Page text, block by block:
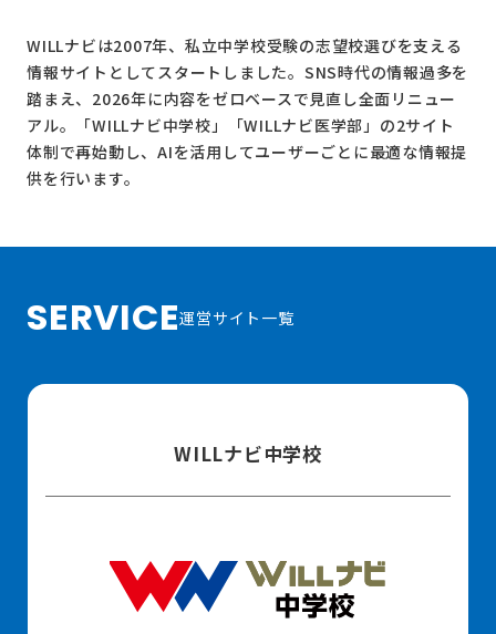
WILLナビは2007年、私立中学校受験の志望校選びを支える
情報サイトとしてスタートしました。SNS時代の情報過多を
踏まえ、2026年に内容をゼロベースで見直し全面リニュー
アル。
「WILLナビ中学校」 「WILLナビ医学部」 の2サイト
体制で再始動し、AIを活用してユーザーごとに最適な情報提
供を行います。
SERVICE運営サイト一覧
WILLナビ中学校